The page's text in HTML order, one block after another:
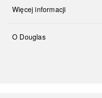
Więcej informacji
O Douglas